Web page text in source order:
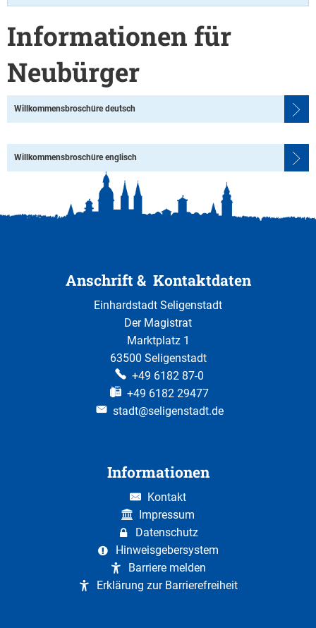
Informationen für
Neubürger
Willkommensbroschüre deutsch
Willkommensbroschüre englisch
Anschrift & Kontaktdaten
Einhardstadt Seligenstadt
Der Magistrat
Marktplatz 1
63500 Seligenstadt
+49 6182 87-0
+49 6182 29477
stadt@seligenstadt.de
Informationen
Kontakt
Impressum
Datenschutz
Hinweisgebersystem
Barriere melden
Erklärung zur Barrierefreiheit